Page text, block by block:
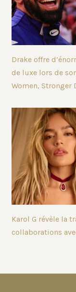
Drake offre
de luxe lors de
Women, Stronger
Karol G révèle la
collaborations